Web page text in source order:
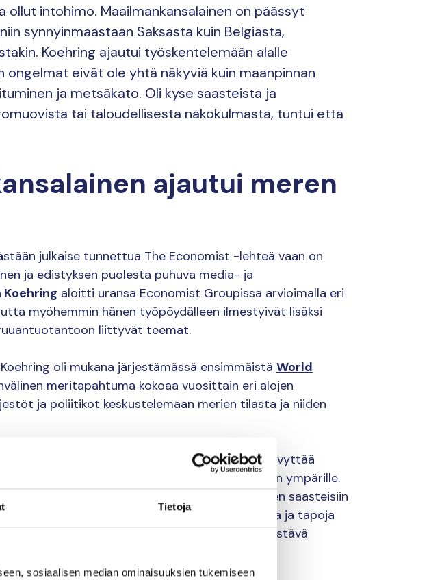
Tietoja
sosiaalisen median ominaisuuksien tukemiseen
ollut intohimo. Maailmankansalainen on päässyt
synnyinmaastaan Saksasta kuin Belgiasta,
Koehring ajautui työskentelemään alalle
eivät ole yhtä näkyviä kuin maanpinnan
ja metsäkato. Oli kyse saasteista ja
tai taloudellisesta näkökulmasta, tuntui että
ajautui meren
julkaise tunnettua The Economist -lehteä vaan on
ja edistyksen puolesta puhuva media- ja
aloitti uransa Economist Groupissa arvioimalla eri
myöhemmin hänen työpöydälleen ilmestyivät lisäksi
liittyvät teemat.
oli mukana järjestämässä ensimmäistä World
meritapahtuma kokoaa vuosittain eri alojen
ja poliitikot keskustelemaan merien tilasta ja niiden
. Aloitteen tavoitteena on elvyttää
rakentaa kestävää taloutta ja elinkeinoja meren ympärille.
huomiota meriä vaivaaviin ongelmiin, kuten saasteisiin
ja toisaalta tuo esiin kestäviä ratkaisuja ja tapoja
teemoja ovat tuulivoima, vihreä rahtiliikenne, kestävä